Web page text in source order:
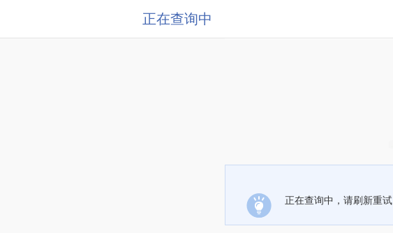
正在查询中
正在查询中，请刷新重试